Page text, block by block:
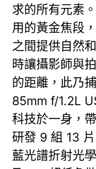
求的所有元素
用的黃金焦段
之間提供自然
時讓攝影師與
的距離，此乃
85mm f/1.2L
科技於一身，
研發 9 組 13
藍光譜折射光